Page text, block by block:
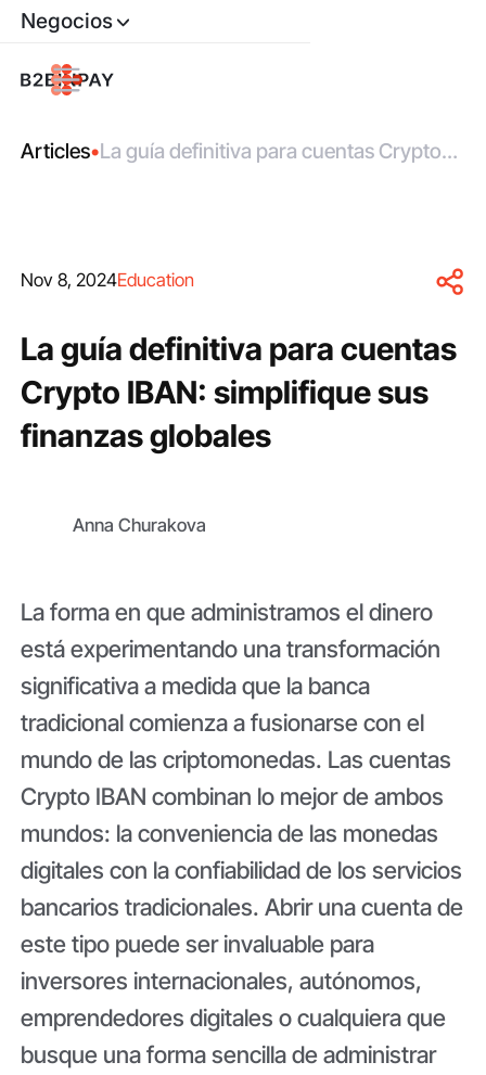
Negocios
Articles•La guía definitiva para cuentas Crypto
Nov 8, 2024Education
La guía definitiva para cuentas
Crypto IBAN: simplifique sus
finanzas globales
Anna Churakova
La forma en que administramos el dinero
está experimentando una transformación
significativa a medida que la banca
tradicional comienza a fusionarse con el
mundo de las criptomonedas. Las cuentas
Crypto IBAN combinan lo mejor de ambos
mundos: la conveniencia de las monedas
digitales con la confiabilidad de los servicios
bancarios tradicionales. Abrir una cuenta de
este tipo puede ser invaluable para
inversores internacionales, autónomos,
emprendedores digitales o cualquiera que
busque una forma sencilla de administrar